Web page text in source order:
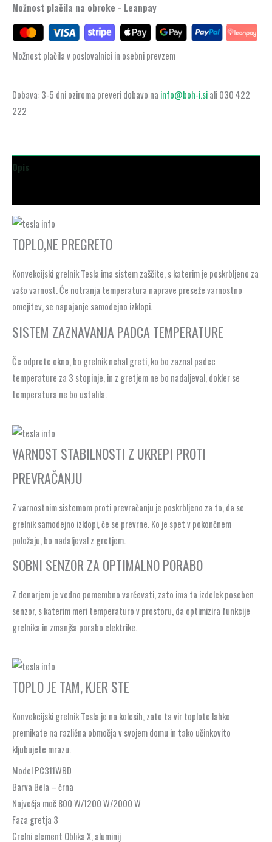
Možnost plačila na obroke - Leanpay
Možnost plačila v poslovalnici in osebni prevzem
Dobava: 3-5 dni oziroma preveri dobavo na info@boh-i.siali 030 422
222
Opis
TOPLO,NE PREGRETO
Konvekcijski grelnik Tesla ima sistem zaščite, s katerim je poskrbljeno za
vašo varnost. Če notranja temperatura naprave preseže varnostno
omejitev, se napajanje samodejno izklopi.
SISTEM ZAZNAVANJA PADCA TEMPERATURE
Če odprete okno, bo grelnik nehal greti, ko bo zaznal padec
temperature za 3 stopinje, in z gretjem ne bo nadaljeval, dokler se
temperatura ne bo ustalila.
VARNOST STABILNOSTI Z UKREPI PROTI
PREVRAČANJU
Z varnostnim sistemom proti prevračanju je poskrbljeno za to, da se
grelnik samodejno izklopi, če se prevrne. Ko je spet v pokončnem
položaju, bo nadaljeval z gretjem.
SOBNI SENZOR ZA OPTIMALNO PORABO
Z denarjem je vedno pomembno varčevati, zato ima ta izdelek poseben
senzor, s katerim meri temperaturo v prostoru, da optimizira funkcije
grelnika in zmanjša porabo elektrike.
TOPLO JE TAM, KJER STE
Konvekcijski grelnik Tesla je na kolesih, zato ta vir toplote lahko
premikate na različna območja v svojem domu in tako učinkovito
kljubujete mrazu.
Model PC311WBD
Barva Bela – črna
Največja moč 800 W/1200 W/2000 W
Faza gretja 3
Grelni element Oblika X, aluminij